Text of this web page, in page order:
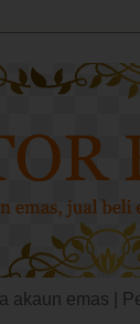
akaun emas |